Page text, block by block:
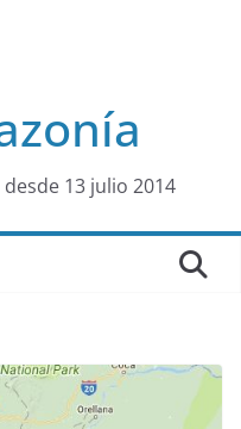
13 julio 2014